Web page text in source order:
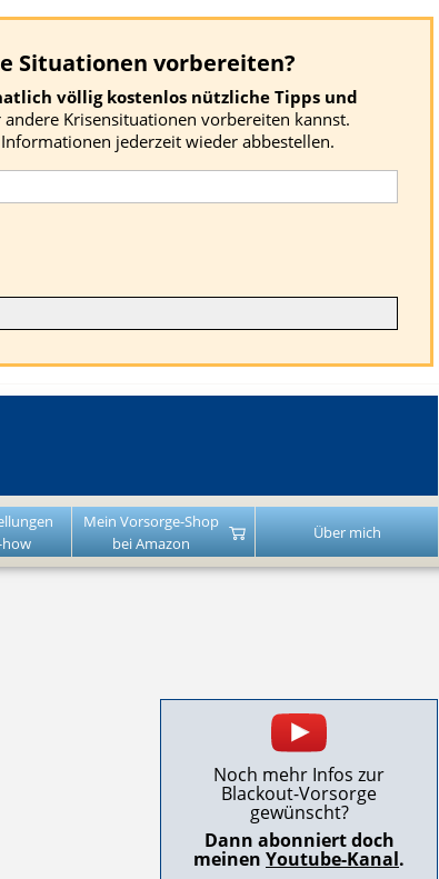
Situationen vorbereiten?
völlig kostenlos nützliche Tipps und
Krisensituationen vorbereiten kannst.
jederzeit wieder abbestellen.
Mein Vorsorge-Shop
bei Amazon
Über mich
Noch mehr Infos zur
Blackout-Vorsorge
gewünscht?
Dann abonniert doch
meinen Youtube-Kanal.